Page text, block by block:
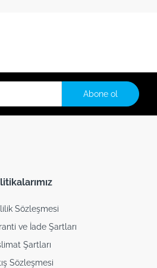
Abone ol
Sözleşmesi
ve İade Şartları
Şartları
Sözleşmesi